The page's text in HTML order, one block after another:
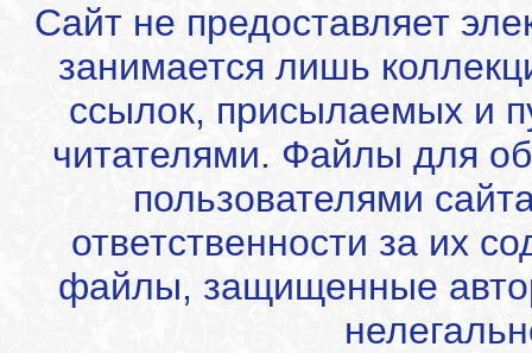
Сайт не предоставляет
занимается лишь
ссылок, присылаемых и
читателями. Файлы для
пользователями
ответственности за их
файлы, защищенные